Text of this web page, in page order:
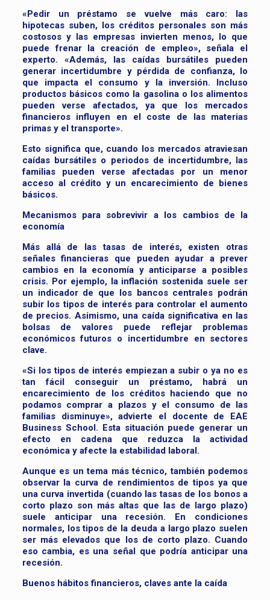
«Pedir un préstamo se vuelve más caro: las
hipotecas suben, los créditos personales son más
costosos y las empresas invierten menos, lo que
puede frenar la creación de empleo», señala el
experto. «Además, las caídas bursátiles pueden
generar incertidumbre y pérdida de confianza, lo
que impacta el consumo y la inversión. Incluso
productos básicos como la gasolina o los alimentos
pueden verse afectados, ya que los mercados
financieros influyen en el coste de las materias
primas y el transporte».
Esto significa que, cuando los mercados atraviesan
caídas bursátiles o periodos de incertidumbre, las
familias pueden verse afectadas por un menor
acceso al crédito y un encarecimiento de bienes
básicos.
Mecanismos para sobrevivir a los cambios de la
economía
Más allá de las tasas de interés, existen otras
señales financieras que pueden ayudar a prever
cambios en la economía y anticiparse a posibles
crisis. Por ejemplo, la inflación sostenida suele ser
un indicador de que los bancos centrales podrán
subir los tipos de interés para controlar el aumento
de precios. Asimismo, una caída significativa en las
bolsas de valores puede reflejar problemas
económicos futuros o incertidumbre en sectores
clave.
«Si los tipos de interés empiezan a subir o ya no es
tan fácil conseguir un préstamo, habrá un
encarecimiento de los créditos haciendo que no
podamos comprar a plazos y el consumo de las
familias disminuye», advierte el docente de EAE
Business School. Esta situación puede generar un
efecto en cadena que reduzca la actividad
económica y afecte la estabilidad laboral.
Aunque es un tema más técnico, también podemos
observar la curva de rendimientos de tipos ya que
una curva invertida (cuando las tasas de los bonos a
corto plazo son más altas que las de largo plazo)
suele anticipar una recesión. En condiciones
normales, los tipos de la deuda a largo plazo suelen
ser más elevados que los de corto plazo. Cuando
eso cambia, es una señal que podría anticipar una
recesión.
Buenos hábitos financieros, claves ante la caída